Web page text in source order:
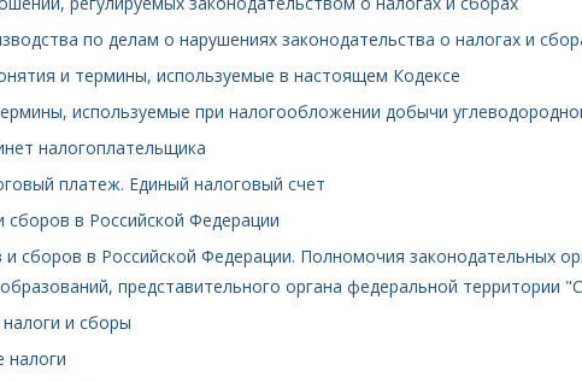
по делам о нарушениях законодательства о налогах и
и термины, используемые в настоящем Кодексе
используемые при налогообложении добычи
налогоплательщика
платеж. Единый налоговый счет
сборов в Российской Федерации
сборов в Российской Федерации. Полномочия законодательных
представительного органа федеральной территории
и сборы
налоги